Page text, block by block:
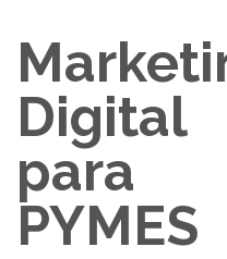
Digital
para
PYMES